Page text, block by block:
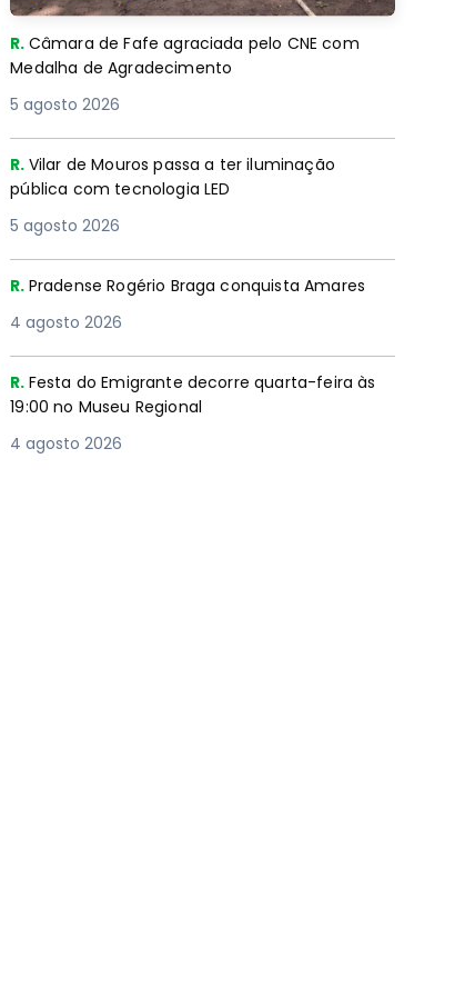
R. Câmara de Fafe agraciada pelo CNE com
Medalha de Agradecimento
5 agosto 2026
R. Vilar de Mouros passa a ter iluminação
pública com tecnologia LED
5 agosto 2026
R. Pradense Rogério Braga conquista Amares
4 agosto 2026
R. Festa do Emigrante decorre quarta-feira às
19:00 no Museu Regional
4 agosto 2026